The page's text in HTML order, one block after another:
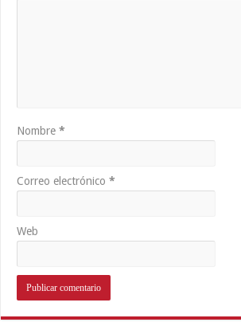
Nombre *
Correo electrónico *
Web